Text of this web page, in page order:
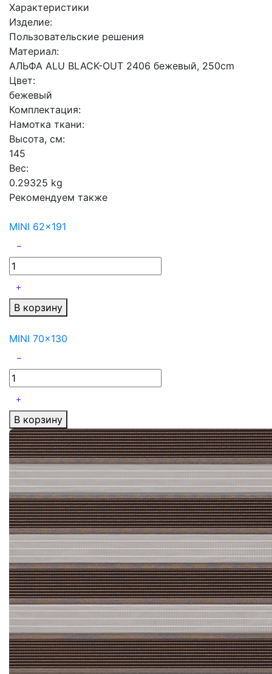
Характеристики
Изделие:
Пользовательские решения
Материал:
АЛЬФА ALU BLACK-OUT 2406 бежевый, 250cm
Цвет:
бежевый
Комплектация:
Намотка ткани:
Высота, см:
145
Вес:
0.29325 kg
Рекомендуем также
MINI 62x191
В корзину
MINI 70x130
В корзину